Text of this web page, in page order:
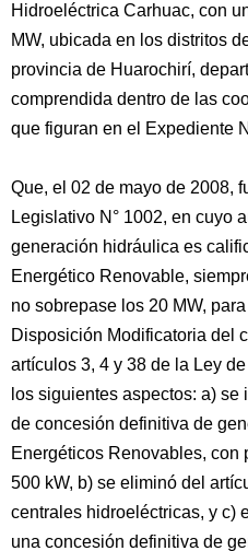
Hidroeléctrica Carhuac, con
MW, ubicada en los distritos
provincia de Huarochirí,
comprendida dentro de las
que figuran en el Expediente
Que, el 02 de mayo de 2008,
Legislativo N° 1002, en cuyo
generación hidráulica es
Energético Renovable,
no sobrepase los 20 MW,
Disposición Modificatoria del
artículos 3, 4 y 38 de la Ley
los siguientes aspectos: a)
de concesión definitiva de
Energéticos Renovables, con
500 kW, b) se eliminó del
centrales hidroeléctricas, y c)
una concesión definitiva de